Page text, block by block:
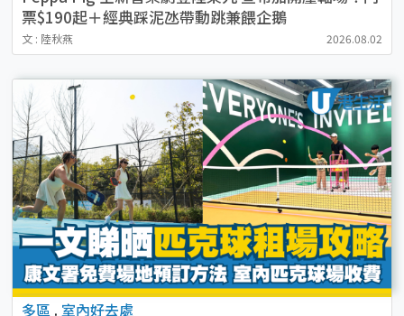
票$190起＋經典踩泥氹帶動跳兼餵企鵝
文 : 陸秋燕 2026.08.02
多區 . 室內好去處